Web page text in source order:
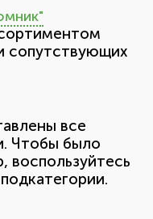
сопутствующих
все
Чтобы было
воспользуйтесь